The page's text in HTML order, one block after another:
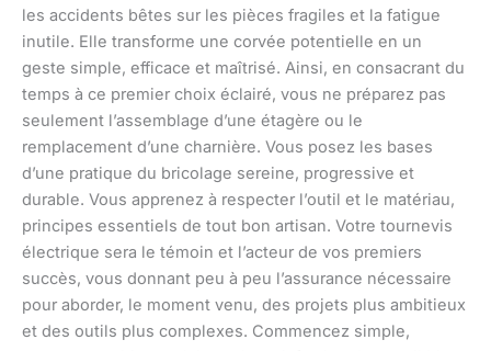
les accidents bêtes sur les pièces fragiles et la fatigue
inutile. Elle transforme une corvée potentielle en un
geste simple, efficace et maîtrisé. Ainsi, en consacrant du
temps à ce premier choix éclairé, vous ne préparez pas
seulement l’assemblage d’une étagère ou le
remplacement d’une charnière. Vous posez les bases
d’une pratique du bricolage sereine, progressive et
durable. Vous apprenez à respecter l’outil et le matériau,
principes essentiels de tout bon artisan. Votre tournevis
électrique sera le témoin et l’acteur de vos premiers
succès, vous donnant peu à peu l’assurance nécessaire
pour aborder, le moment venu, des projets plus ambitieux
et des outils plus complexes. Commencez simple,